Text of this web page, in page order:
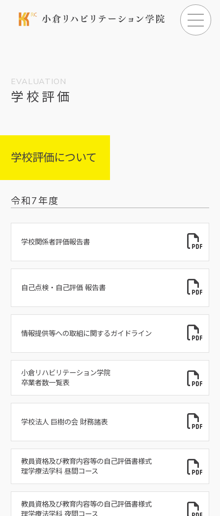
EVALUATION
学校評価
学校評価について
令和7年度
学校関係者評価報告書
自己点検・自己評価 報告書
情報提供等への取組に関するガイドライン
小倉リハビリテーション学院
卒業者数一覧表
学校法人 巨樹の会 財務諸表
教員資格及び教育内容等の自己評価書様式
理学療法学科 昼間コース
教員資格及び教育内容等の自己評価書様式